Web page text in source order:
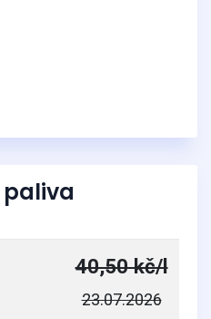
paliva
40,50 kč/l
23.07.2026